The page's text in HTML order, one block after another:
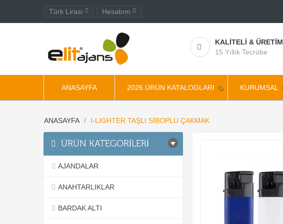
Türk Lirası Hesabım
KALITELI & ÜRETIM
15 Yıllık Tecrübe
ANASAYFA 2026 ÜRÜN KATALOGLARI KURUMSAL
ANASAYFA I-LIGHTER TAŞLI SİBOPLU ÇAKMAK
ÜRÜN KATEGORİLERİ
AJANDALAR
ANAHTARLIKLAR
BARDAK ALTI